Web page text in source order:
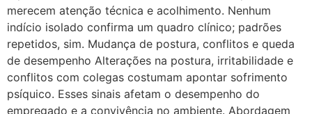
merecem atenção técnica e acolhimento. Nenhum
indício isolado confirma um quadro clínico; padrões
repetidos, sim. Mudança de postura, conflitos e queda
de desempenho Alterações na postura, irritabilidade e
conflitos com colegas costumam apontar sofrimento
psíquico. Esses sinais afetam o desempenho do
empregado e a convivência no ambiente. Abordagem